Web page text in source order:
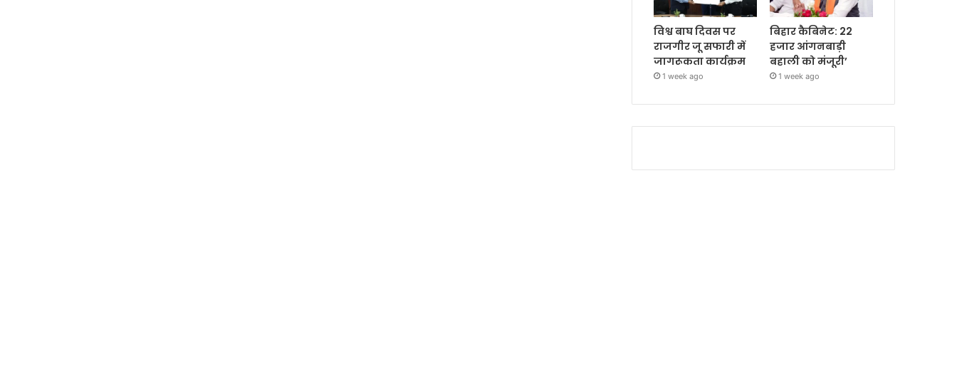
विश्व बाघ दिवस पर
राजगीर जू सफारी में
जागरूकता कार्यक्रम
1 week ago
बिहार कैबिनेट: 22
हजार आंगनबाड़ी
बहाली को मंजूरी’
1 week ago